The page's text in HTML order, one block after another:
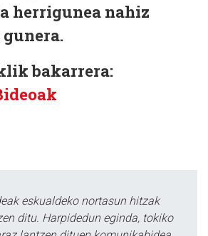
herrigunea nahiz
bakarrera:
eskualdeko nortasun hitzak
ditu. Harpidedun eginda, tokiko